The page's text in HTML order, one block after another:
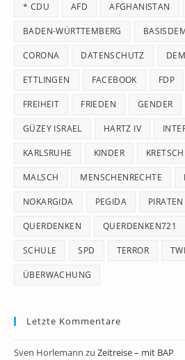
* CDU AFD AFGHANISTAN
BADEN-WÜRTTEMBERG
CORONA DATENSCHUTZ
ETTLINGEN FACEBOOK FDP
FREIHEIT FRIEDEN GENDER
GÜZEY ISRAEL HARTZ IV
KARLSRUHE KINDER
MALSCH MENSCHENRECHTE
NOKARGIDA PEGIDA PIRATEN
QUERDENKEN QUERDENKEN721
SCHULE SPD TERROR
ÜBERWACHUNG
Letzte Kommentare
Sven Horlemann zu Zeitreise – mit BAP